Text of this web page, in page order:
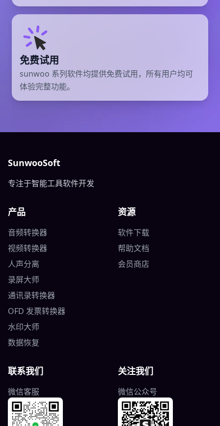
免费试用
sunwoo 系列软件均提供免费试用，所有用户均可
体验完整功能。
SunwooSoft
专注于智能工具软件开发
产品
音频转换器
视频转换器
人声分离
录屏大师
通讯录转换器
OFD 发票转换器
水印大师
数据恢复
资源
软件下载
帮助文档
会员商店
联系我们
微信客服
关注我们
微信公众号